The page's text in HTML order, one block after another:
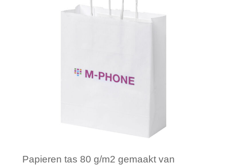
Papieren tas 80 g/m2 gemaakt van